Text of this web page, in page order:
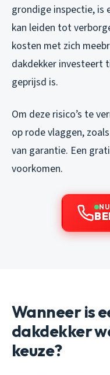
grondige inspectie, is
kan leiden tot
kosten met zich
dakdekker investeert
geprijsd is.
Om deze risico’s te
op rode vlaggen,
van garantie. Een
voorkomen.
Wanneer is
dakdekker
keuze?